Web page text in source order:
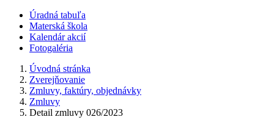
Úradná tabuľa
Materská škola
Kalendár akcií
Fotogaléria
Úvodná stránka
Zverejňovanie
Zmluvy, faktúry, objednávky
Zmluvy
Detail zmluvy 026/2023